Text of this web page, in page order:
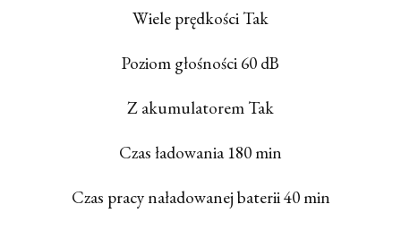
Wiele prędkości Tak
Poziom głośności 60 dB
Z akumulatorem Tak
Czas ładowania 180 min
Czas pracy naładowanej baterii 40 min